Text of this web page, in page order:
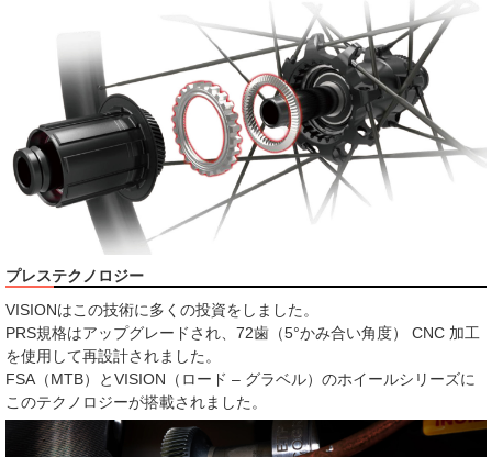
プレステクノロジー
VISIONはこの技術に多くの投資をしました。
PRS規格はアップグレードされ、72歯（5°かみ合い角度） CNC 加工
を使用して再設計されました。
FSA（MTB）とVISION（ロード – グラベル）のホイールシリーズに
このテクノロジーが搭載されました。